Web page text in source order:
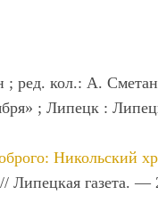
; ред. кол.: А.
; Липецк :
Никольский
Липецкая газета.